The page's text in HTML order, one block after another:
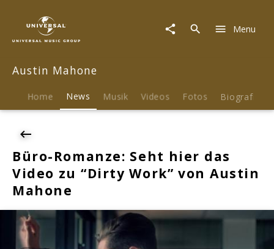
News
Büro-
hier
Video
"Dirty
Work"
von
Austin
Mahone
Menu
Austin Mahone
Home News Musik Videos Fotos Biografie
Büro-Romanze: Seht hier das
Video zu “Dirty Work” von Austin
Mahone